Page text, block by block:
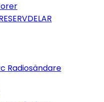
Radiosändare